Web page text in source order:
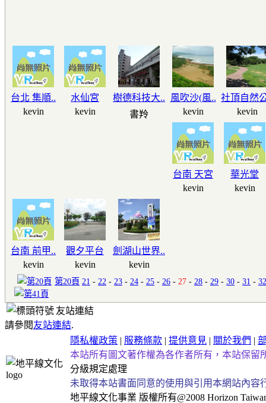
台北 集順..
kevin
水仙宮
kevin
樹德科技大..
書羚
風吹沙(風..
kevin
社頂自然
kevin
台南 天宮
kevin
華光堂
kevin
台南 前甲..
kevin
觀夕平台
kevin
劍湖山世界..
kevin
第20頁 21 - 22 - 23 - 24 - 25 - 26 - 27 - 28 - 29 - 30 - 31 - 32
友站連結
請參閱友站連結.
隱私權政策 | 服務條款 | 提供意見 | 關於我們 |
本站所有圖文著作權為各作者所有，本站保留
分級規定處理
未取得本站書面同意的使用與引用本網站內
地平線文化事業 版權所有@2008 Horizon